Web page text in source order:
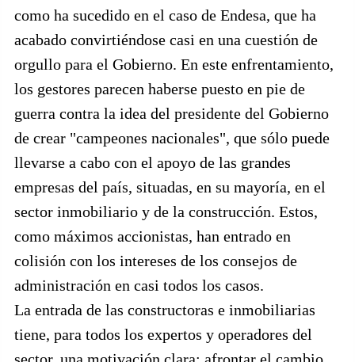
como ha sucedido en el caso de Endesa, que ha
acabado convirtiéndose casi en una cuestión de
orgullo para el Gobierno. En este enfrentamiento,
los gestores parecen haberse puesto en pie de
guerra contra la idea del presidente del Gobierno
de crear "campeones nacionales", que sólo puede
llevarse a cabo con el apoyo de las grandes
empresas del país, situadas, en su mayoría, en el
sector inmobiliario y de la construcción. Estos,
como máximos accionistas, han entrado en
colisión con los intereses de los consejos de
administración en casi todos los casos.
La entrada de las constructoras e inmobiliarias
tiene, para todos los expertos y operadores del